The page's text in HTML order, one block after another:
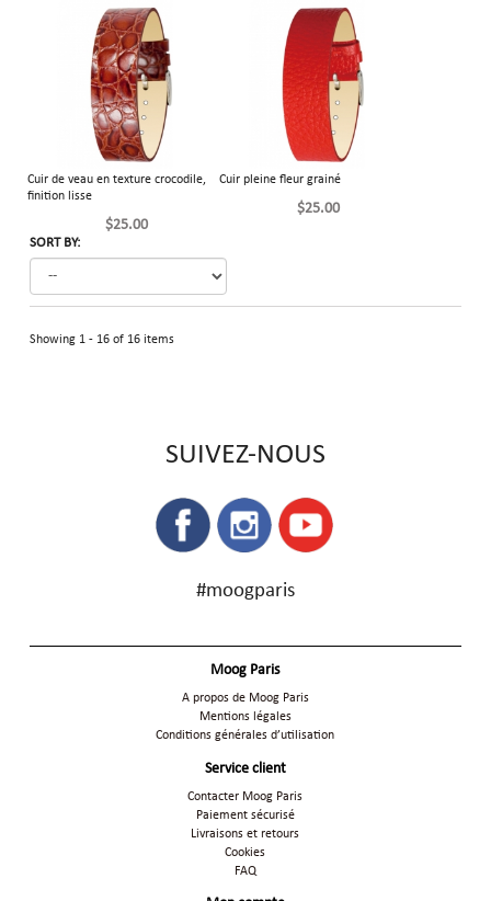
Cuir de veau en texture crocodile,
finition lisse
$25.00
Cuir pleine fleur grainé
$25.00
SORT BY:
Showing 1 - 16 of 16 items
SUIVEZ-NOUS
#moogparis
Moog Paris
A propos de Moog Paris
Mentions légales
Conditions générales d’utilisation
Service client
Contacter Moog Paris
Paiement sécurisé
Livraisons et retours
Cookies
FAQ